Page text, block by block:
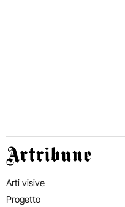
Artribune
Arti visive
Progetto